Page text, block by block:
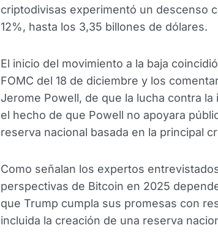
criptodivisas experimentó un descenso
12%, hasta los 3,35 billones de dólares.
El inicio del movimiento a la baja
FOMC del 18 de diciembre y los
Jerome Powell, de que la lucha contra
el hecho de que Powell no apoyara
reserva nacional basada en la principal
Como señalan los expertos
perspectivas de Bitcoin en 2025
que Trump cumpla sus promesas con
incluida la creación de una reserva